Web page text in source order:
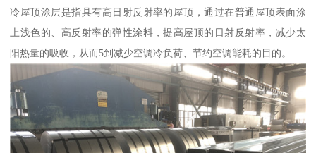
冷屋顶涂层是指具有高日射反射率的屋顶，通过在普通屋顶表面涂
上浅色的、高反射率的弹性涂料，提高屋顶的日射反射率，减少太
阳热量的吸收，从而5到减少空调冷负荷、节约空调能耗的目的。